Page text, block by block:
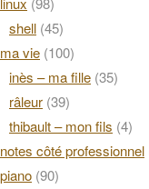
shell (45)
ma vie (100)
inès – ma fille (35)
râleur (39)
thibault – mon fils (4)
notes côté professionnel
piano (90)